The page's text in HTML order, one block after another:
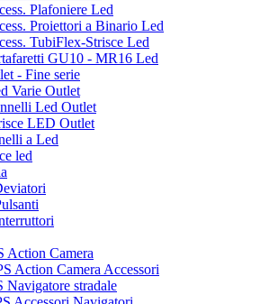
Plafoniere Led
Proiettori a Binario Led
TubiFlex-Strisce Led
GU10 - MR16 Led
- Fine serie
Varie Outlet
Led Outlet
LED Outlet
a Led
led
Action Camera
Action Camera Accessori
Navigatore stradale